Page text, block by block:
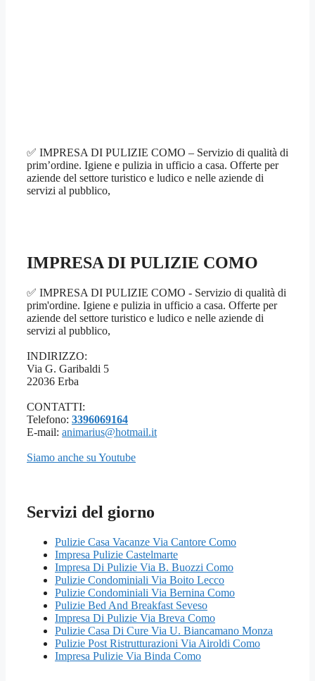
✅ IMPRESA DI PULIZIE COMO – Servizio di qualità di
prim’ordine. Igiene e pulizia in ufficio a casa. Offerte per
aziende del settore turistico e ludico e nelle aziende di
servizi al pubblico,
IMPRESA DI PULIZIE COMO
✅ IMPRESA DI PULIZIE COMO - Servizio di qualità di
prim'ordine. Igiene e pulizia in ufficio a casa. Offerte per
aziende del settore turistico e ludico e nelle aziende di
servizi al pubblico,
INDIRIZZO:
Via G. Garibaldi 5
22036 Erba
CONTATTI:
Telefono: 3396069164
E-mail: animarius@hotmail.it
Siamo anche su Youtube
Servizi del giorno
Pulizie Casa Vacanze Via Cantore Como
Impresa Pulizie Castelmarte
Impresa Di Pulizie Via B. Buozzi Como
Pulizie Condominiali Via Boito Lecco
Pulizie Condominiali Via Bernina Como
Pulizie Bed And Breakfast Seveso
Impresa Di Pulizie Via Breva Como
Pulizie Casa Di Cure Via U. Biancamano Monza
Pulizie Post Ristrutturazioni Via Airoldi Como
Impresa Pulizie Via Binda Como